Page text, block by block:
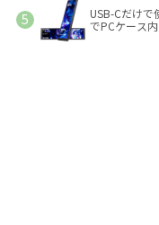
USB-Cだけ
でPCケース